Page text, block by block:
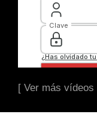
[ Ver más vídeos